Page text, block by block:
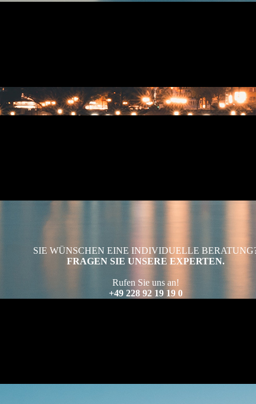
SIE WÜNSCHEN EINE INDIVIDUELLE
FRAGEN SIE UNSERE EXPERTEN.
Rufen Sie uns an!
+49 228 92 19 19 0